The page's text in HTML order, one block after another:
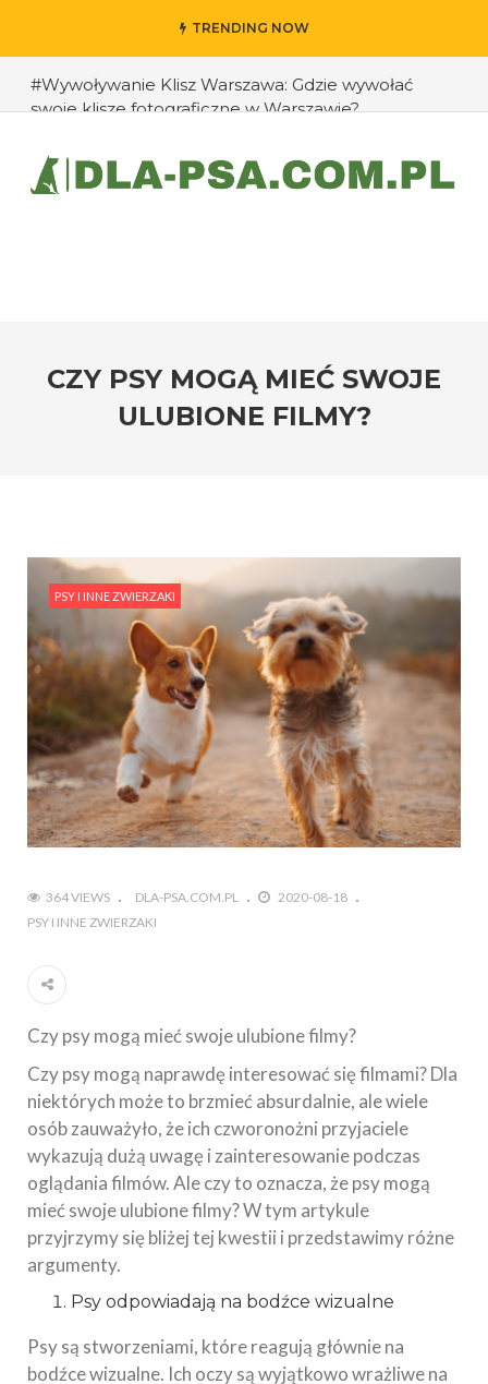
TRENDING NOW
#Wywoływanie Klisz Warszawa: Gdzie wywołać
swoje klisze fotograficzne w Warszawie?
#Jak przedłużyć życie swojego psa: rady eksperta
#Jak zapobiec ucieczkom psa?
CZY PSY MOGĄ MIEĆ SWOJE
ULUBIONE FILMY?
PSY I INNE ZWIERZAKI
364 VIEWS DLA-PSA.COM.PL
2020-08-18
PSY I INNE ZWIERZAKI
Czy psy mogą mieć swoje ulubione filmy?
Czy psy mogą naprawdę interesować się filmami? Dla
niektórych może to brzmieć absurdalnie, ale wiele
osób zauważyło, że ich czworonożni przyjaciele
wykazują dużą uwagę i zainteresowanie podczas
oglądania filmów. Ale czy to oznacza, że psy mogą
mieć swoje ulubione filmy? W tym artykule
przyjrzymy się bliżej tej kwestii i przedstawimy różne
argumenty.
Psy odpowiadają na bodźce wizualne
Psy są stworzeniami, które reagują głównie na
bodźce wizualne. Ich oczy są wyjątkowo wrażliwe na